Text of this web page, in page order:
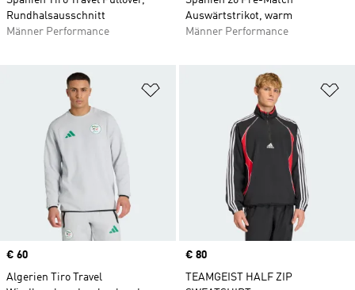
Rundhalsausschnitt
Männer Performance
Auswärtstrikot, warm
Männer Performance
Zur Wunschliste hinzufügen
Price
€ 60
Algerien Tiro Travel
Price
€ 80
TEAMGEIST HALF ZIP